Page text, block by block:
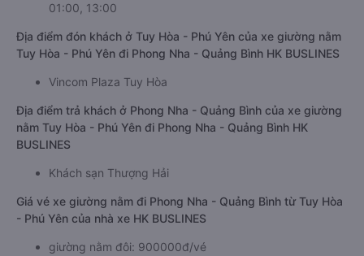
01:00, 13:00
Địa điểm đón khách ở Tuy Hòa - Phú Yên của xe giường nằm
Tuy Hòa - Phú Yên đi Phong Nha - Quảng Bình HK BUSLINES
Vincom Plaza Tuy Hòa
Địa điểm trả khách ở Phong Nha - Quảng Bình của xe giường
nằm Tuy Hòa - Phú Yên đi Phong Nha - Quảng Bình HK
BUSLINES
Khách sạn Thượng Hải
Giá vé xe giường nằm đi Phong Nha - Quảng Bình từ Tuy Hòa
- Phú Yên của nhà xe HK BUSLINES
giường nằm đôi: 900000đ/vé